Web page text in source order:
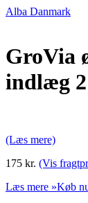
Alba Danmark
GroVia
indlæg
(Læs mere)
175 kr. (Vis
Læs mere »Køb